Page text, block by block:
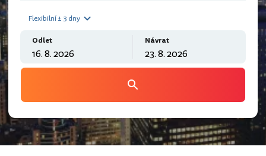
Flexibilní ± 3 dny
Odlet Návrat